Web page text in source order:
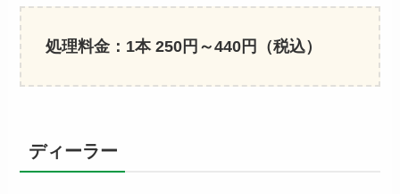
処理料金：1本 250円～440円（税込）
ディーラー